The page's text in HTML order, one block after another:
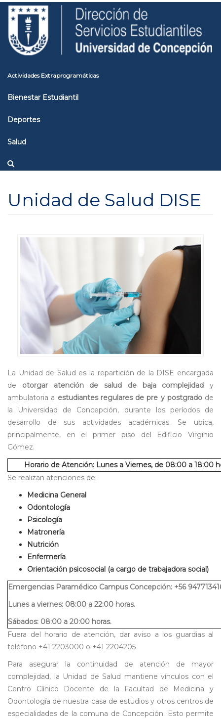
Pasar
contenido
principal
Toggle
high
contrast
Actividades Extraprogramáticas
Bienestar Estudiantil
Deportes
Salud
Unidad de Salud DISE
La Unidad de Salud es la repartición de la DISE encargada
de otorgar atención de salud de baja complejidad y
ambulatoria a estudiantes regulares de pre y postgradode
la Universidad de Concepción, durante los períodos de
desarrollo de sus actividades académicas. Se ubica,
principalmente, en el primer piso del Edificio Virginio
Gómez.
Horario de Atención: Lunes a Viernes, de 08:00 a 18:00
Se realizan atenciones de:
Medicina General
Odontología
Psicología
Matronería
Nutrición
Enfermería
Orientación psicosocial (a cargo de trabajadora social)
Emergencias Paramédico Campus Concepción: +56
Lunes a viernes: 08:00 a 22:00 horas.
Sábados: 08:00 a 20:00 horas.
Fuera del horario de atención, dar aviso a los guardias al
teléfono +41 2203000 o +41 2204205
Para asegurar la continuidad de atención de mayor
complejidad, la Unidad de Salud mantiene vínculos con el
Centro Clínico Docente de la Facultad de Medicina y
Odontología de nuestra casa de estudios y otros centros de
especialidades de la comuna de Concepción. Esto permite